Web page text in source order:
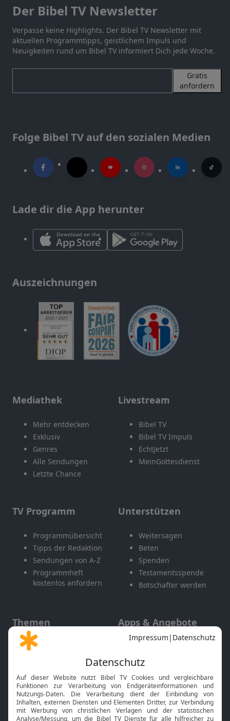
Der Bibel TV Newsletter
Verpasse keine Highlights. Der Bibel TV Newsletter mit
aktuellen Programmtipps, geistlichem Impuls und
Neuigkeiten rund um Bibel TV informiert Dich jede Woche.
Gratis
anfordern
Folge Bibel TV auf den sozialen Medien
Lade dir die App herunter
Auszeichnungen
Mediathek
Mehr entdecken
Exklusiv
Genres
Alle Sendungen
Letzte Chance
Livestream
Bibel TV
Bibel TV Impuls
EchtJetzt
MeinGottesdienst
TV Programm
Programmübersicht
Tipps der Redaktion
Sendungen von A-Z
Programmheft
kostenlos anfordern
Unterstützen
Weitersagen
Beten
Spenden
Testamentsspende
Botschafter werden
Themen
Gott und Bibel erklärt
Neuigkeiten
Apps & Angebote
Mobile App
Smart TV
HbbTV
Bibelthek Online-Bibel